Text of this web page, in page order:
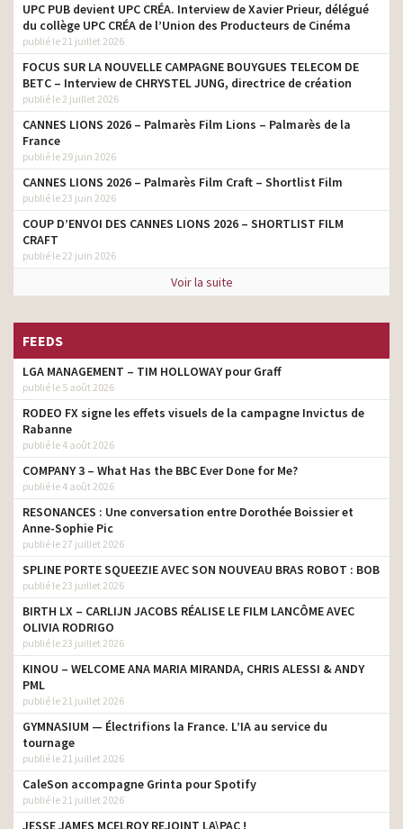
UPC PUB devient UPC CRÉA. Interview de Xavier Prieur, délégué
du collège UPC CRÉA de l’Union des Producteurs de Cinéma
publié le 21 juillet 2026
FOCUS SUR LA NOUVELLE CAMPAGNE BOUYGUES TELECOM DE
BETC – Interview de CHRYSTEL JUNG, directrice de création
publié le 2 juillet 2026
CANNES LIONS 2026 – Palmarès Film Lions – Palmarès de la
France
publié le 29 juin 2026
CANNES LIONS 2026 – Palmarès Film Craft – Shortlist Film
publié le 23 juin 2026
COUP D’ENVOI DES CANNES LIONS 2026 – SHORTLIST FILM
CRAFT
publié le 22 juin 2026
Voir la suite
FEEDS
LGA MANAGEMENT – TIM HOLLOWAY pour Graff
publié le 5 août 2026
RODEO FX signe les effets visuels de la campagne Invictus de
Rabanne
publié le 4 août 2026
COMPANY 3 – What Has the BBC Ever Done for Me?
publié le 4 août 2026
RESONANCES : Une conversation entre Dorothée Boissier et
Anne-Sophie Pic
publié le 27 juillet 2026
SPLINE PORTE SQUEEZIE AVEC SON NOUVEAU BRAS ROBOT : BOB
publié le 23 juillet 2026
BIRTH LX – CARLIJN JACOBS RÉALISE LE FILM LANCÔME AVEC
OLIVIA RODRIGO
publié le 23 juillet 2026
KINOU – WELCOME ANA MARIA MIRANDA, CHRIS ALESSI & ANDY
PML
publié le 21 juillet 2026
GYMNASIUM — Électrifions la France. L’IA au service du
tournage
publié le 21 juillet 2026
CaleSon accompagne Grinta pour Spotify
publié le 21 juillet 2026
JESSE JAMES MCELROY REJOINT LA\PAC !